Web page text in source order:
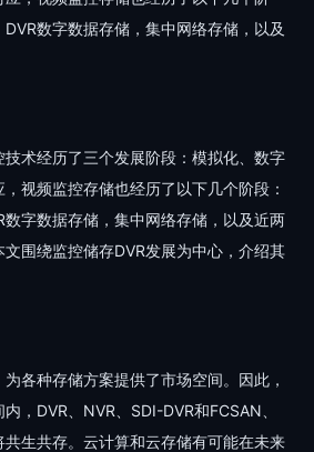
数字数据存储，集中网络存储，以及
术经历了三个发展阶段：模拟化、数字
视频监控存储也经历了以下几个阶段：
数字数据存储，集中网络存储，以及近两
围绕监控储存DVR发展为中心，介绍其
种存储方案提供了市场空间。因此，
，DVR、NVR、SDI-DVR和FCSAN、
生共存。云计算和云存储有可能在未来